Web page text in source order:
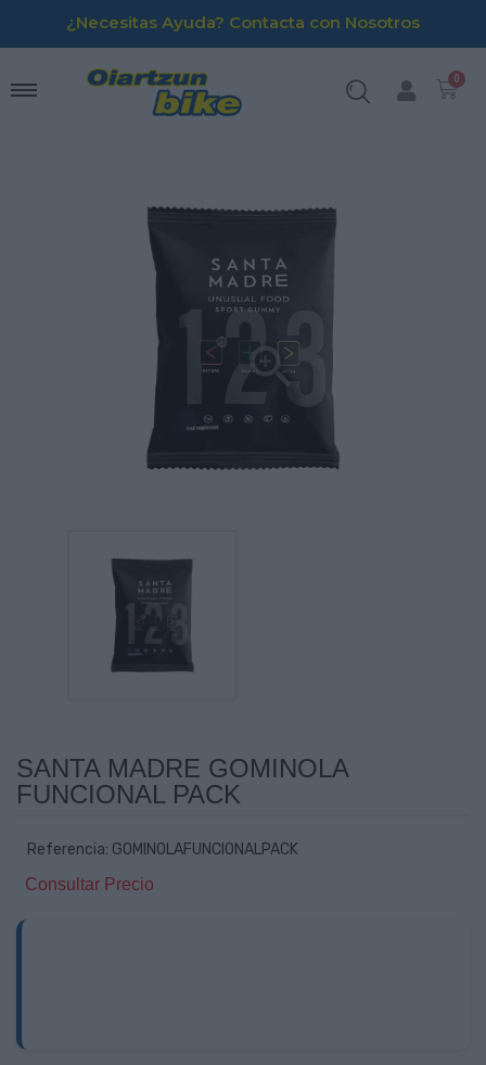
¿Necesitas Ayuda? Contacta con Nosotros

SANTA MADRE GOMINOLA
FUNCIONAL PACK
Referencia: GOMINOLAFUNCIONALPACK
Consultar Precio